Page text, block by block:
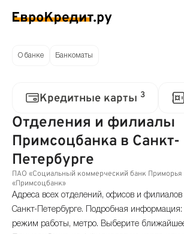
О банке Банкоматы
Кредитные карты 3
Отделения и филиалы
Примсоцбанка в Санкт-
Петербурге
ПАО «Социальный коммерческий банк Приморья
«Примсоцбанк»
Адреса всех отделений, офисов и
Санкт-Петербурге. Подробная информация:
режим работы, метро. Выберите